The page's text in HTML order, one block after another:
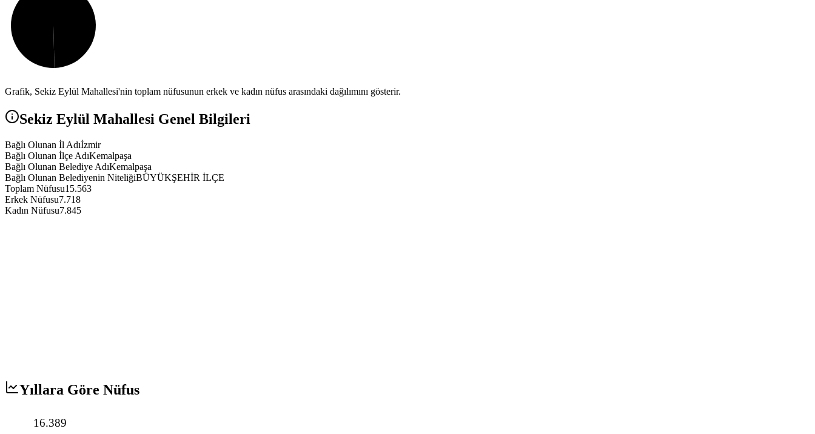
Grafik, Sekiz Eylül Mahallesi'nin toplam nüfusunun erkek ve kadın nüfus arasındaki dağılımını gösterir.
Sekiz Eylül Mahallesi Genel Bilgileri
Bağlı Olunan İl Adıİzmir
Bağlı Olunan İlçe AdıKemalpaşa
Bağlı Olunan Belediye AdıKemalpaşa
Bağlı Olunan Belediyenin NiteliğiBÜYÜKŞEHİR İLÇE
Toplam Nüfusu15.563
Erkek Nüfusu7.718
Kadın Nüfusu7.845
Yıllara Göre Nüfus
16.389